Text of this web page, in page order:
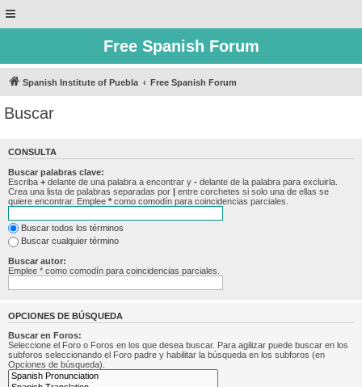
Free Spanish Forum
Spanish Institute of Puebla Free Spanish Forum
Buscar
CONSULTA
Buscar palabras clave:
Escriba + delante de una palabra a encontrar y - delante de la palabra para excluirla.
Crea una lista de palabras separadas por | entre corchetes si solo una de ellas se
quiere encontrar. Emplee * como comodín para coincidencias parciales.
Buscar todos los términos
Buscar cualquier término
Buscar autor:
Emplee * como comodín para coincidencias parciales.
OPCIONES DE BÚSQUEDA
Buscar en Foros:
Seleccione el Foro o Foros en los que desea buscar. Para agilizar puede buscar en los
subforos seleccionando el Foro padre y habilitar la búsqueda en los subforos (en
Opciones de búsqueda).